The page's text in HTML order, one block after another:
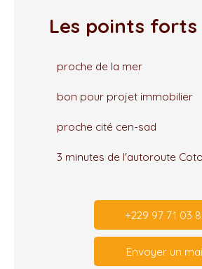
Les points forts
proche de la mer
bon pour projet immobilier
proche cité cen-sad
+229 97 71 03
Envoyer un